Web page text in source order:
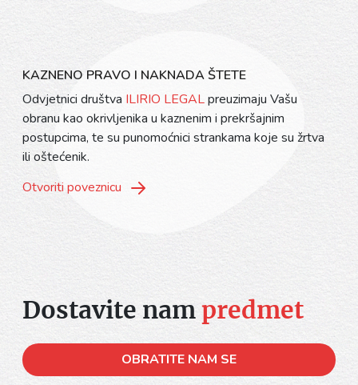
KAZNENO PRAVO I NAKNADA ŠTETE
Odvjetnici društva ILIRIO LEGALpreuzimaju Vašu
obranu kao okrivljenika u kaznenim i prekršajnim
postupcima, te su punomoćnici strankama koje su žrtva
ili oštećenik.
Otvoriti poveznicu
Dostavite nampredmet
OBRATITE NAM SE